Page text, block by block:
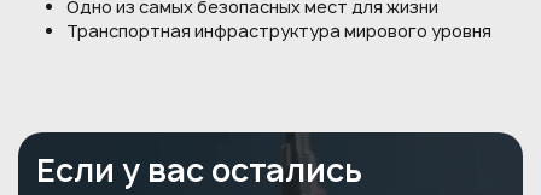
Одно из самых безопасных мест для жизни
Транспортная инфраструктура мирового уровня
Если у вас остались